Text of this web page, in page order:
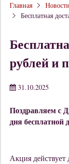
Главная
Новости
Бесплатная
рублей и
31.10.2025
Поздравляем с
дня бесплатной
Акция действует